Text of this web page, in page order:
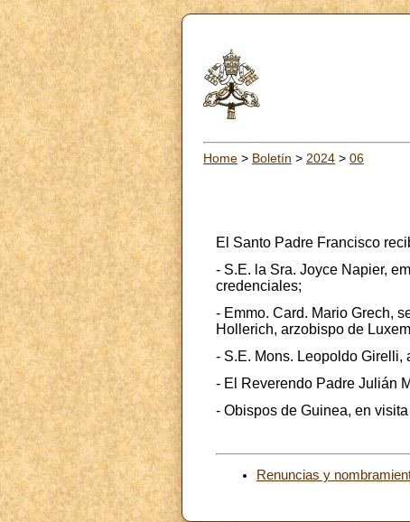
Home > Boletín > 2024 > 06
El Santo Padre Francisco
- S.E. la Sra. Joyce Napier,
credenciales;
- Emmo. Card. Mario Grech,
Hollerich, arzobispo de
- S.E. Mons. Leopoldo Girelli,
- El Reverendo Padre Julián
- Obispos de Guinea, en
Renuncias y